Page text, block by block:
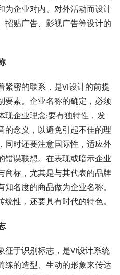
为企业对内、对外活动而设计
招贴广告、影视广告等设计的
密的联系，是VI设计的前提
要素。企业名称的确定，必须
现企业理念;要有独特性，发
的念义，以避免引起不佳的理
同时还要注意国际性，适应外
错误联想。在表现或暗示企业
商标，尤其是与其代表的品牌
名度的商品做为企业名称。
性，还要具有时代的特色。
于识别标志，是VI设计系统
练的造型、生动的形象来传达